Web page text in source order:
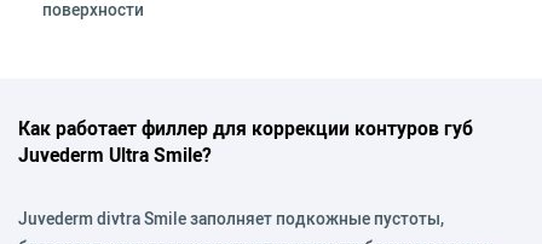
поверхности
Как работает филлер для коррекции контуров губ
Juvederm Ultra Smile?
Juvederm divtra Smile заполняет подкожные пустоты,